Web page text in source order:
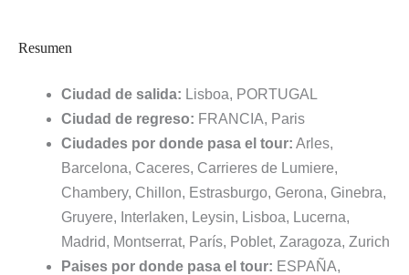
Resumen
Ciudad de salida: Lisboa, PORTUGAL
Ciudad de regreso: FRANCIA, Paris
Ciudades por donde pasa el tour: Arles,
Barcelona, Caceres, Carrieres de Lumiere,
Chambery, Chillon, Estrasburgo, Gerona, Ginebra,
Gruyere, Interlaken, Leysin, Lisboa, Lucerna,
Madrid, Montserrat, París, Poblet, Zaragoza, Zurich
Paises por donde pasa el tour: ESPAÑA,